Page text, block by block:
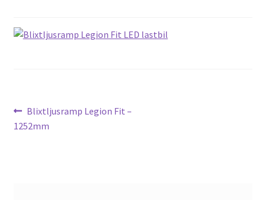
Inläggsnavigering
Föregående
inlägg:
Blixtljusramp Legion Fit –
1252mm